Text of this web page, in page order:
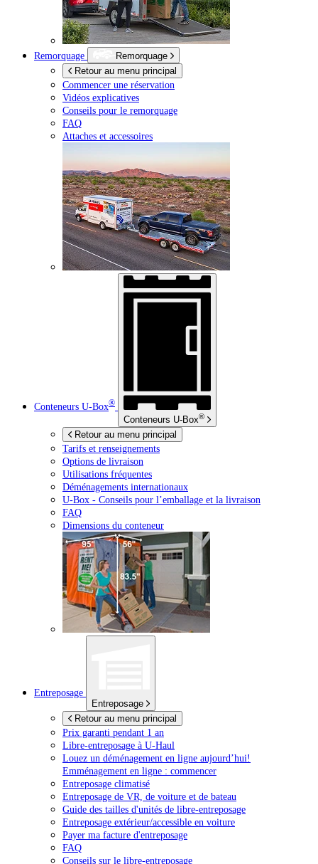
Remorquage
Remorquage
Retour au menu principal
Commencer une réservation
Vidéos explicatives
Conseils pour le remorquage
FAQ
Attaches et accessoires
Conteneurs U-Box®
Conteneurs U-Box®
Retour au menu principal
Tarifs et renseignements
Options de livraison
Utilisations fréquentes
Déménagements internationaux
U-Box - Conseils pour l’emballage et la livraison
FAQ
Dimensions du conteneur
Entreposage
Entreposage
Retour au menu principal
Prix garanti pendant 1 an
Libre-entreposage à U-Haul
Louez un déménagement en ligne aujourd’hui!
Emménagement en ligne : commencer
Entreposage climatisé
Entreposage de VR, de voiture et de bateau
Guide des tailles d'unités de libre-entreposage
Entreposage extérieur/accessible en voiture
Payer ma facture d'entreposage
FAQ
Conseils sur le libre-entreposage